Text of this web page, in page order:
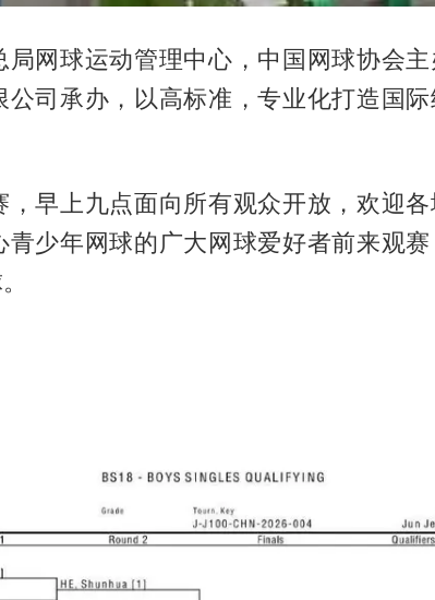
网球运动管理中心，中国网球协会主
司承办，以高标准，专业化打造国
早上九点面向所有观众开放，欢迎各
青少年网球的广大网球爱好者前来观